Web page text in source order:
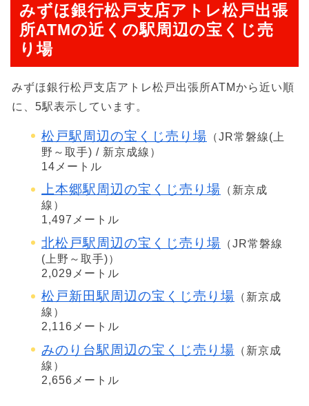
みずほ銀行松戸支店アトレ松戸出張
所ATMの近くの駅周辺の宝くじ売
り場
みずほ銀行松戸支店アトレ松戸出張所ATMから近い順
に、5駅表示しています。
松戸駅周辺の宝くじ売り場 （JR常磐線(上
野～取手) / 新京成線）
14メートル
上本郷駅周辺の宝くじ売り場 （新京成
線）
1,497メートル
北松戸駅周辺の宝くじ売り場 （JR常磐線
(上野～取手)）
2,029メートル
松戸新田駅周辺の宝くじ売り場 （新京成
線）
2,116メートル
みのり台駅周辺の宝くじ売り場 （新京成
線）
2,656メートル